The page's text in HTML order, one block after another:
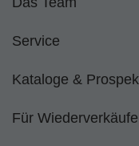
Service
Kataloge &
Für